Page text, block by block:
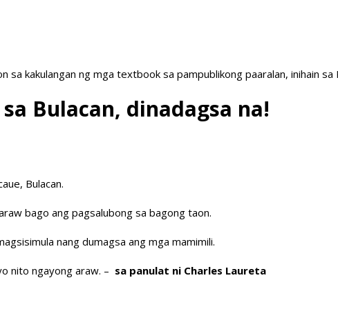
sa kakulangan ng mga textbook sa pampublikong paaralan, inihain sa
Bulacan, dinadagsa na!
Bulacan.
bago ang pagsalubong sa bagong taon.
nang dumagsa ang mga mamimili.
nito ngayong araw. – sa panulat ni Charles Laureta